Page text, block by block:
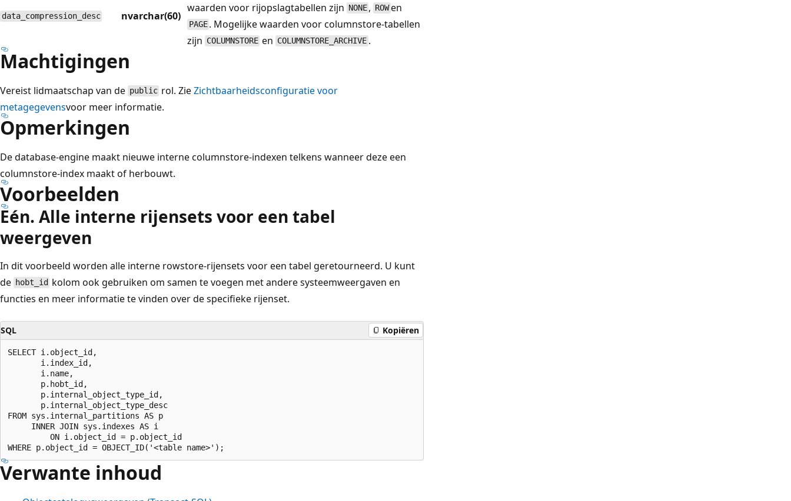
data_compression_desc nvarchar(60)
waarden voor rijopslagtabellen zijn NONE , ROWen
PAGE . Mogelijke waarden voor columnstore-tabellen
zijn COLUMNSTORE en COLUMNSTORE_ARCHIVE .
Machtigingen
Vereist lidmaatschap van de public rol. ZieZichtbaarheidsconfiguratie voor
metagegevensvoor meer informatie.
Opmerkingen
De database-engine maakt nieuwe interne columnstore-indexen telkens wanneer deze een
columnstore-index maakt of herbouwt.
Voorbeelden
Eén. Alle interne rijensets voor een tabel
weergeven
In dit voorbeeld worden alle interne rowstore-rijensets voor een tabel geretourneerd. U kunt
de hobt_id kolom ook gebruiken om samen te voegen met andere systeemweergaven en
functies en meer informatie te vinden over de specifieke rijenset.
SQL Kopiëren
SELECT i.object_id,
       i.index_id,
       i.name,
       p.hobt_id,
       p.internal_object_type_id,
       p.internal_object_type_desc
FROM sys.internal_partitions AS p
     INNER JOIN sys.indexes AS i
         ON i.object_id = p.object_id
Verwante inhoud